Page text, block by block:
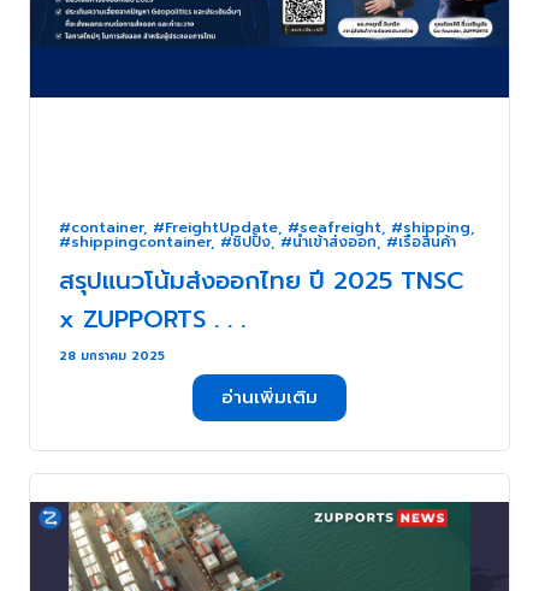
#container, #FreightUpdate, #seafreight, #shipping,
#shippingcontainer, #ชิปปิ้ง,#นำเข้าส่งออก,#เรือสินค้า
สรุปแนวโน้มส่งออกไทย ปี 2025 TNSC
x ZUPPORTS . . .
28 มกราคม 2025
อ่านเพิ่มเติม